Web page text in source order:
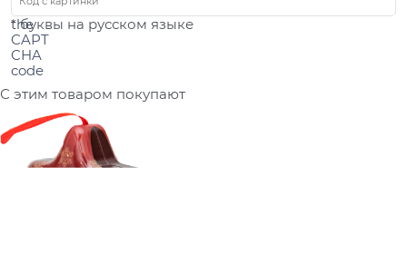
* буквы на русском языке
С этим товаром покупают